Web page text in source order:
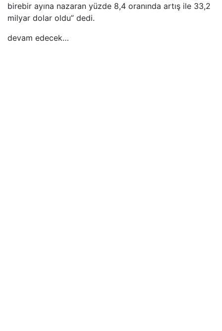
birebir ayına nazaran yüzde 8,4 oranında artış ile 33,2
milyar dolar oldu” dedi.
devam edecek…